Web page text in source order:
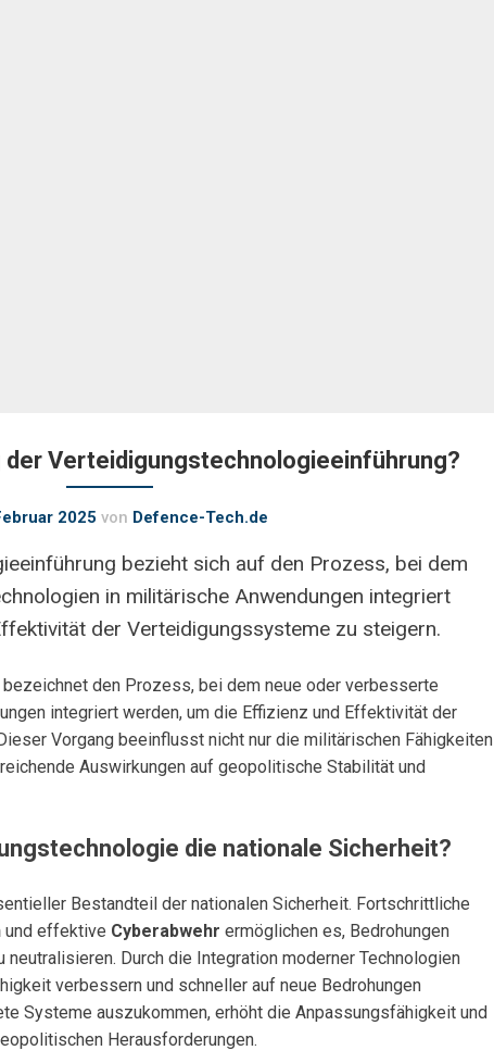
der Verteidigungstechnologieeinführung?
2025 von Defence-Tech.de
bezieht sich auf den Prozess, bei dem
in militärische Anwendungen integriert
der Verteidigungssysteme zu steigern.
den Prozess, bei dem neue oder verbesserte
integriert werden, um die Effizienz und Effektivität der
Vorgang beeinflusst nicht nur die militärischen Fähigkeiten
Auswirkungen auf geopolitische Stabilität und
die nationale Sicherheit?
Bestandteil der nationalen Sicherheit. Fortschrittliche
und effektive Cyberabwehr ermöglichen es, Bedrohungen
Durch die Integration moderner Technologien
verbessern und schneller auf neue Bedrohungen
Systeme auszukommen, erhöht die Anpassungsfähigkeit und
Herausforderungen.